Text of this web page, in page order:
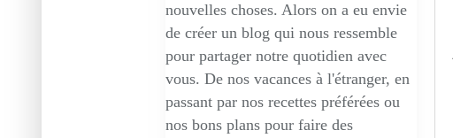
nouvelles choses. Alors on a eu envie
de créer un blog qui nous ressemble
pour partager notre quotidien avec
vous. De nos vacances à l'étranger, en
passant par nos recettes préférées ou
nos bons plans pour faire des